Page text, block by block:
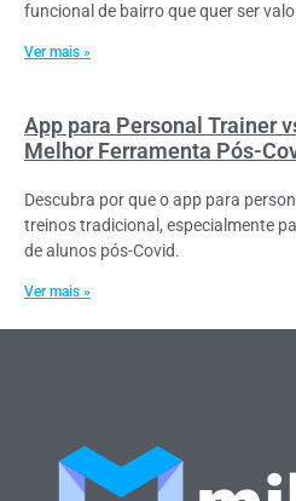
funcional de bairro que quer ser
Ver mais »
App para Personal Trainer
Melhor Ferramenta Pós-
Descubra por que o app para
treinos tradicional, especialmente
de alunos pós-Covid.
Ver mais »